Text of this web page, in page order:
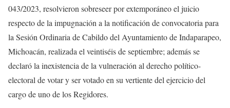
043/2023, resolvieron sobreseer por extemporáneo el juicio
respecto de la impugnación a la notificación de convocatoria para
la Sesión Ordinaria de Cabildo del Ayuntamiento de Indaparapeo,
Michoacán, realizada el veintiséis de septiembre; además se
declaró la inexistencia de la vulneración al derecho político-
electoral de votar y ser votado en su vertiente del ejercicio del
cargo de uno de los Regidores.